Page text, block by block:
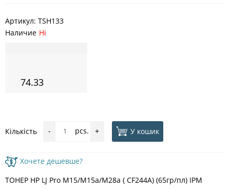
Артикул: TSH133
Наличие Ні
74.33
Кількість - pcs. + У кошик
Хочете дешевше?
ТОНЕР HP LJ Pro M15/M15a/M28a ( CF244A) (65гр/пл) IPM